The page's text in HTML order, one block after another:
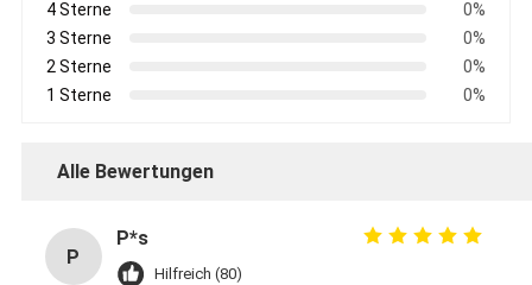
4 Sterne
0%
3 Sterne
0%
2 Sterne
0%
1 Sterne
0%
Alle Bewertungen
P
P*s
Hilfreich (80)